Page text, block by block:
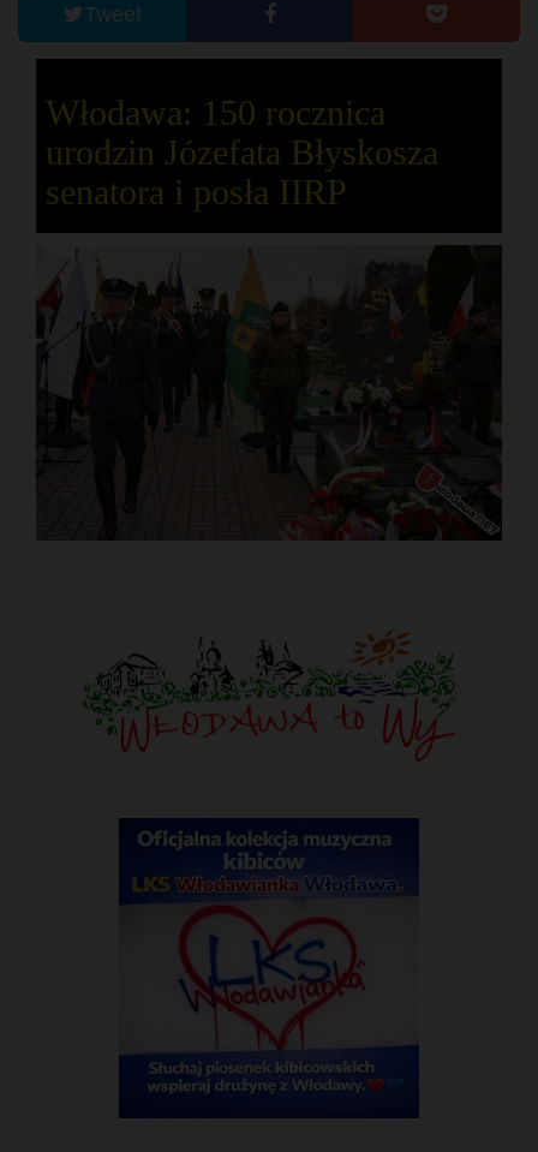
Tweet
Włodawa: 150 rocznica
urodzin Józefata Błyskosza
senatora i posła IIRP